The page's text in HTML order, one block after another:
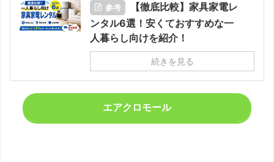
参考
【徹底比較】家具家電レ
ンタル6選！安くておすすめな一
人暮らし向けを紹介！
続きを見る
エアクロモール